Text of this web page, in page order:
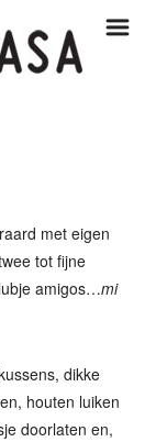
m
met eigen
tot fijne
amigos…mi
dikke
houten luiken
doorlaten en,